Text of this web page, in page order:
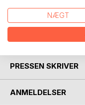
gløderne.
PRESSEN SKRIVER
ANMELDELSER
NÆGT